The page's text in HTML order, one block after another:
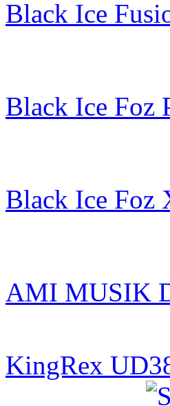
Black Ice
Black Ice Foz
Black Ice Foz
AMI MUSIK
KingRex